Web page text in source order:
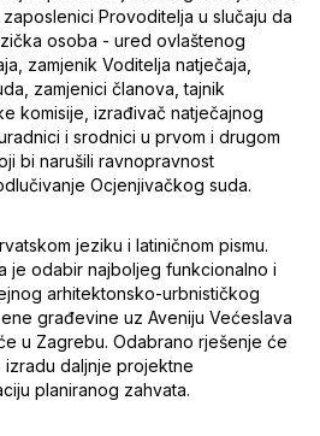
Provoditelja u slučaju da
osoba - ured ovlaštenog
zamjenik Voditelja natječaja,
zamjenici članova, tajnik
komisije, izrađivač natječajnog
i srodnici u prvom i drugom
bi narušili ravnopravnost
Ocjenjivačkog suda.
jeziku i latiničnom pismu.
je odabir najboljeg funkcionalno i
arhitektonsko-urbnističkog
građevine uz Aveniju Većeslava
u Zagrebu. Odabrano rješenje će
daljnje projektne
planiranog zahvata.